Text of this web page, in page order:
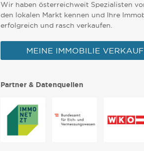
Wir haben österreichweit Spezialisten
den lokalen Markt kennen und Ihre
erfolgreich und rasch verkaufen.
MEINE IMMOBILIE
Partner & Datenquellen